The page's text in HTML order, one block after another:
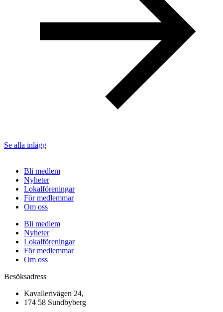
Se alla inlägg
Bli medlem
Nyheter
Lokalföreningar
För medlemmar
Om oss
Bli medlem
Nyheter
Lokalföreningar
För medlemmar
Om oss
Besöksadress
Kavallerivägen 24,
174 58 Sundbyberg